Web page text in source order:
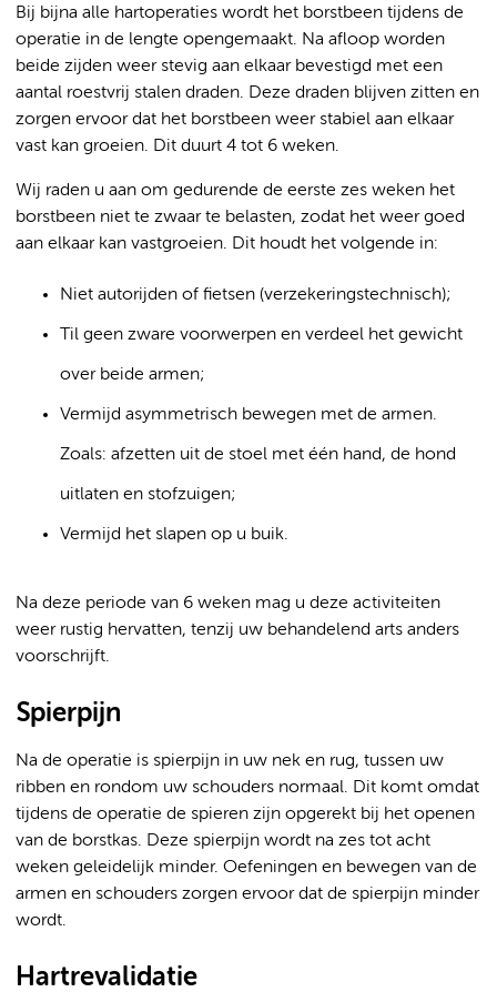
Bij bijna alle hartoperaties wordt het borstbeen tijdens de
operatie in de lengte opengemaakt. Na afloop worden
beide zijden weer stevig aan elkaar bevestigd met een
aantal roestvrij stalen draden. Deze draden blijven zitten en
zorgen ervoor dat het borstbeen weer stabiel aan elkaar
vast kan groeien. Dit duurt 4 tot 6 weken.
Wij raden u aan om gedurende de eerste zes weken het
borstbeen niet te zwaar te belasten, zodat het weer goed
aan elkaar kan vastgroeien. Dit houdt het volgende in:
Niet autorijden of fietsen (verzekeringstechnisch);
Til geen zware voorwerpen en verdeel het gewicht
over beide armen;
Vermijd asymmetrisch bewegen met de armen.
Zoals: afzetten uit de stoel met één hand, de hond
uitlaten en stofzuigen;
Vermijd het slapen op u buik.
Na deze periode van 6 weken mag u deze activiteiten
weer rustig hervatten, tenzij uw behandelend arts anders
voorschrijft.
Spierpijn
Na de operatie is spierpijn in uw nek en rug, tussen uw
ribben en rondom uw schouders normaal. Dit komt omdat
tijdens de operatie de spieren zijn opgerekt bij het openen
van de borstkas. Deze spierpijn wordt na zes tot acht
weken geleidelijk minder. Oefeningen en bewegen van de
armen en schouders zorgen ervoor dat de spierpijn minder
wordt.
Hartrevalidatie